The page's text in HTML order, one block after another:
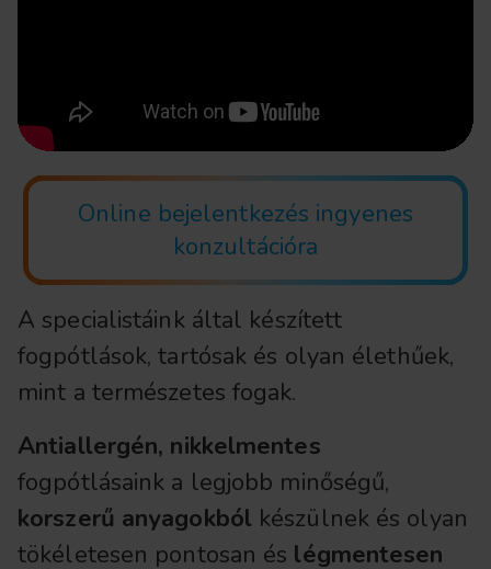
Online bejelentkezés ingyenes
konzultációra
A specialistáink által készített
fogpótlások, tartósak és olyan élethűek,
mint a természetes fogak.
Antiallergén, nikkelmentes
fogpótlásaink a legjobb minőségű,
korszerű anyagokbólkészülnek és olyan
tökéletesen pontosan és légmentesen